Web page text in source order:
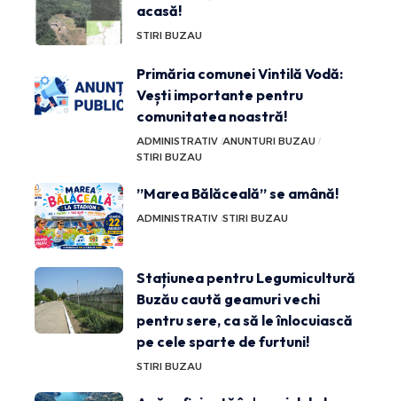
acasă!
STIRI BUZAU
Primăria comunei Vintilă Vodă:
Vești importante pentru
comunitatea noastră!
ADMINISTRATIV ANUNTURI BUZAU
STIRI BUZAU
”Marea Bălăceală” se amână!
ADMINISTRATIV STIRI BUZAU
Stațiunea pentru Legumicultură
Buzău caută geamuri vechi
pentru sere, ca să le înlocuiască
pe cele sparte de furtuni!
STIRI BUZAU